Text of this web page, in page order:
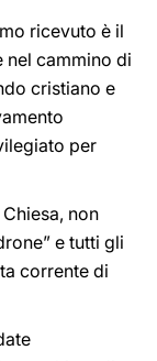
ricevuto è il
nel cammino di
cristiano e
per
non
e tutti gli
corrente di